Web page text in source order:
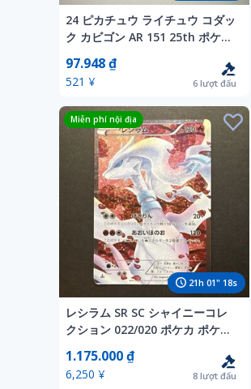
24 ピカチュウ ライチュウ コダッ
ク カビゴン AR 151 25th ポケカ
ポケモンカード
97.948 ₫
521 ¥ 6 lượt đấu
21h01" 16s
Miễn phí nội địa
レシラム SR SC シャイニーコレ
クション 022/020 ポケカ ポケモ
1.175.000 ₫
6,250 ¥ 8 lượt đấu